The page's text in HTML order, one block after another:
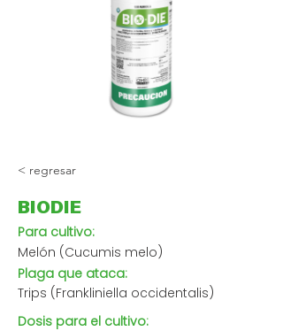
< regresar
BIODIE
Para cultivo:
Melón (Cucumis melo)
Plaga que ataca:
Trips (Frankliniella occidentalis)
Dosis para el cultivo: